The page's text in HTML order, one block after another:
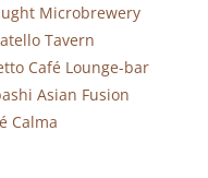
Microbrewery
Tavern
Café Lounge-bar
Asian Fusion
Calma